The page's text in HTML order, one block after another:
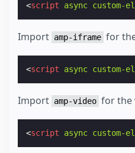
<script async custom-
Import amp-iframe for
<script async custom-
Import amp-video for the
<script async custom-